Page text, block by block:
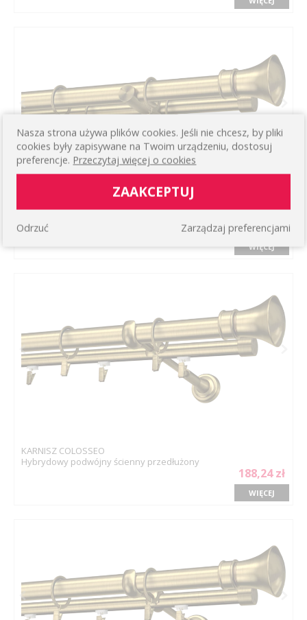
158,43 zł
WIĘCEJ
KARNISZ COLOSSEO
Hybrydowy podwójny ścienny przedłużony
188,24 zł
WIĘCEJ
Nasza strona używa plików cookies. Jeśli nie chcesz, by pliki
cookies były zapisywane na Twoim urządzeniu, dostosuj
preferencje. Przeczytaj więcej o cookies
ZAAKCEPTUJ
Zarządzaj preferencjami
Odrzuć